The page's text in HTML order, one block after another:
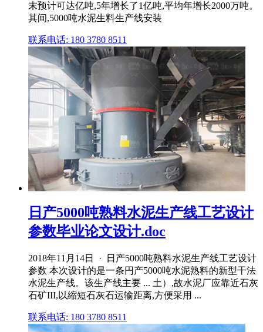
末预计可达亿吨,5年增长了1亿吨,平均年增长2000万吨。
其间,5000吨水泥生料生产线安装
联系电话: 180 3780 8511
日产5000吨熟料水泥生产线工艺设计
参数毕业论文设计.doc
2018年11月14日 · 日产5000吨熟料水泥生产线工艺设计
参数 本次设计的是一条円产5000吨水泥熟料的新型干法
水泥生产线。该生产线主要 ... 土）,故水泥厂应靠近石灰
石矿III,以縮短石灰石运输距离,方便采用 ...
联系电话: 180 3780 8511